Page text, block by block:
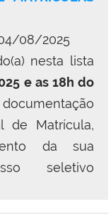
08/2025
nesta lista
e as 18h do
de Matrícula,
da sua
seletivo